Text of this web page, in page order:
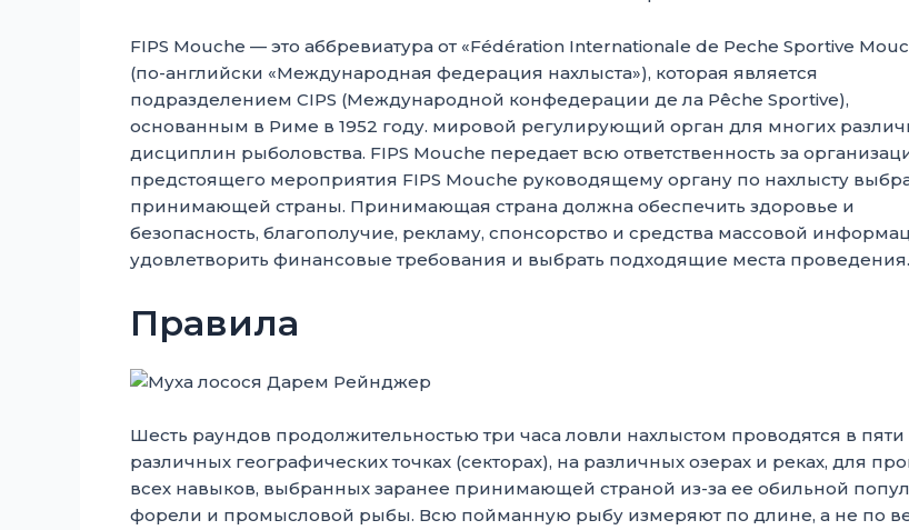
FIPS Mouche — это аббревиатура от «Fédération Internationale de Peche Sportive
(по-английски «Международная федерация нахлыста»), которая является
подразделением CIPS (Международной конфедерации де ла Pêche Sportive),
основанным в Риме в 1952 году. мировой регулирующий орган для многих
дисциплин рыболовства. FIPS Mouche передает всю ответственность за
предстоящего мероприятия FIPS Mouche руководящему органу по нахлысту
принимающей страны. Принимающая страна должна обеспечить здоровье и
безопасность, благополучие, рекламу, спонсорство и средства массовой
удовлетворить финансовые требования и выбрать подходящие места проведения.
Правила
Шесть раундов продолжительностью три часа ловли нахлыстом проводятся в пяти
различных географических точках (секторах), на различных озерах и реках, для
всех навыков, выбранных заранее принимающей страной из-за ее обильной
форели и промысловой рыбы. Всю пойманную рыбу измеряют по длине, а не по